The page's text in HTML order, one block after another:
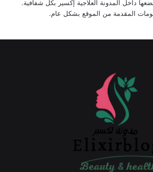
داخل المدونة العلاجية إكسير بكل شفافية.
المقدمة من الموقع بشكل عام.